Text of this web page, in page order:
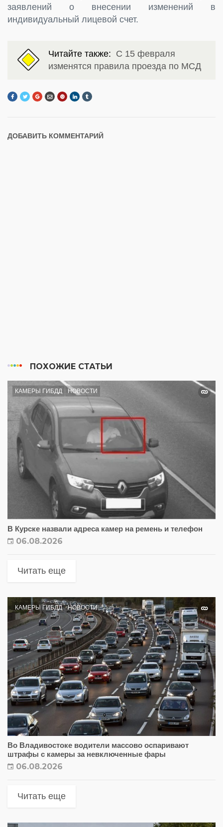
заявлений о внесении изменений в
индивидуальный лицевой счет.
Читайте также: С 15 февраля
изменятся правила проезда по МСД
ДОБАВИТЬ КОММЕНТАРИЙ
ПОХОЖИЕ СТАТЬИ
КАМЕРЫ ГИБДД НОВОСТИ
В Курске назвали адреса камер на ремень и телефон
06.08.2026
Читать еще
КАМЕРЫ ГИБДД НОВОСТИ
Во Владивостоке водители массово оспаривают
штрафы с камеры за невключенные фары
06.08.2026
Читать еще